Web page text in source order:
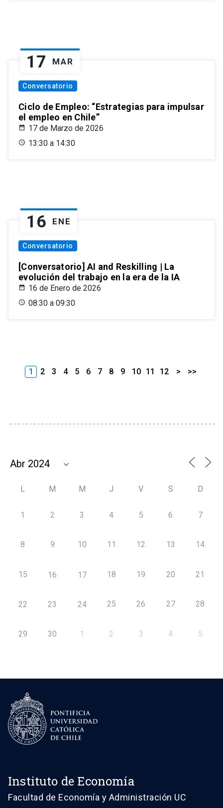
17 MAR
Conversatorio
Ciclo de Empleo: “Estrategias para impulsar
el empleo en Chile”
17 de Marzo de 2026
13:30 a 14:30
16 ENE
Conversatorio
[Conversatorio] AI and Reskilling | La
evolución del trabajo en la era de la IA
16 de Enero de 2026
08:30 a 09:30
1 2 3 4 5 6 7 8 9 10 11 12 > >>
L M M J V S D
1 2 3 4 5 6 7
8 9 10 11 12 13 14
15 16 17 18 19 20 21
22 23 24 25 26 27 28
29 30 1 2 3 4 5
Instituto de Economía
Facultad de Economía y Administración UC